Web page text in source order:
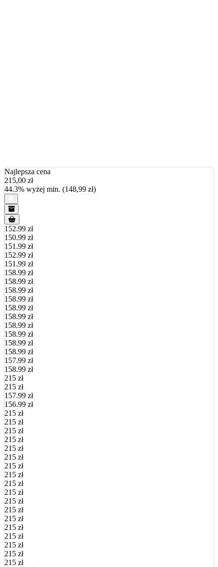
Najlepsza cena
215,00 zł
44.3% wyżej min. (148,99 zł)
152.99 zł
150.99 zł
151.99 zł
152.99 zł
151.99 zł
158.99 zł
158.99 zł
158.99 zł
158.99 zł
158.99 zł
158.99 zł
158.99 zł
158.99 zł
158.99 zł
158.99 zł
157.99 zł
158.99 zł
215 zł
215 zł
157.99 zł
156.99 zł
215 zł
215 zł
215 zł
215 zł
215 zł
215 zł
215 zł
215 zł
215 zł
215 zł
215 zł
215 zł
215 zł
215 zł
215 zł
215 zł
215 zł
215 zł